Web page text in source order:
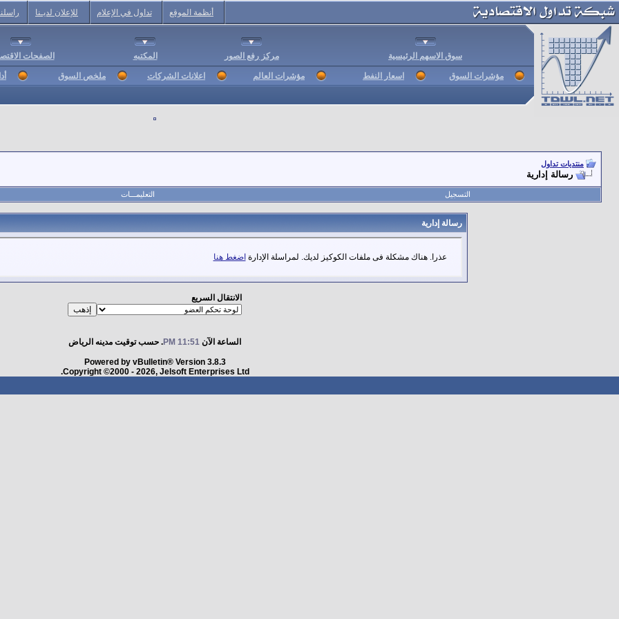
أنظمة الموقع تداول في الإعلام للإعلان لديـنا
سوق الاسهم الرئيسية مركز رفع الصور المكتبه الصفحات
مؤشرات السوق اسعار النفط مؤشرات العالم اعلانات الشركات ملخص السوق
منتديات تداول
رسالة إدارية
التسجيل التعليمـــات
رسالة إدارية
عذرا. هناك مشكلة فى ملفات الكوكيز لديك. لمراسلة الإدارة اضغط هنا
الانتقال السريع
الساعة الآن 11:51 PM . حسب توقيت مدينه الرياض
Powered by vBulletin® Version 3.8.3
Copyright ©2000 - 2026, Jelsoft Enterprises Ltd.